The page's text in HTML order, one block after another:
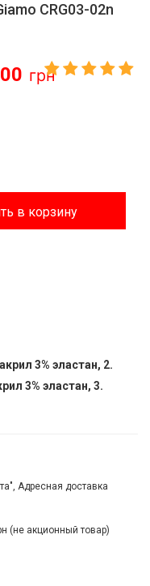
CRG03-02n
в корзину
3% эластан, 2.
3% эластан, 3.
Адресная доставка
(не акционный товар)